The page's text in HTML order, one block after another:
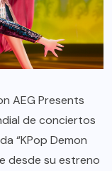
AEG Presents
de conciertos
“KPop Demon
desde su estreno